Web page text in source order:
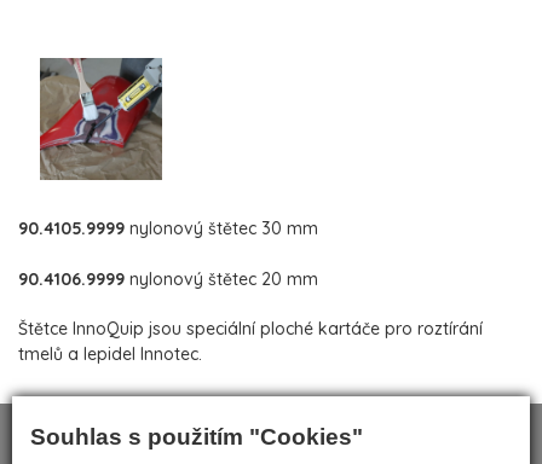
Souhlas s použitím "Cookies"
90.4105.9999 nylonový štětec 30 mm
90.4106.9999 nylonový štětec 20 mm
Štětce InnoQuip jsou speciální ploché kartáče pro roztírání
tmelů a lepidel Innotec.